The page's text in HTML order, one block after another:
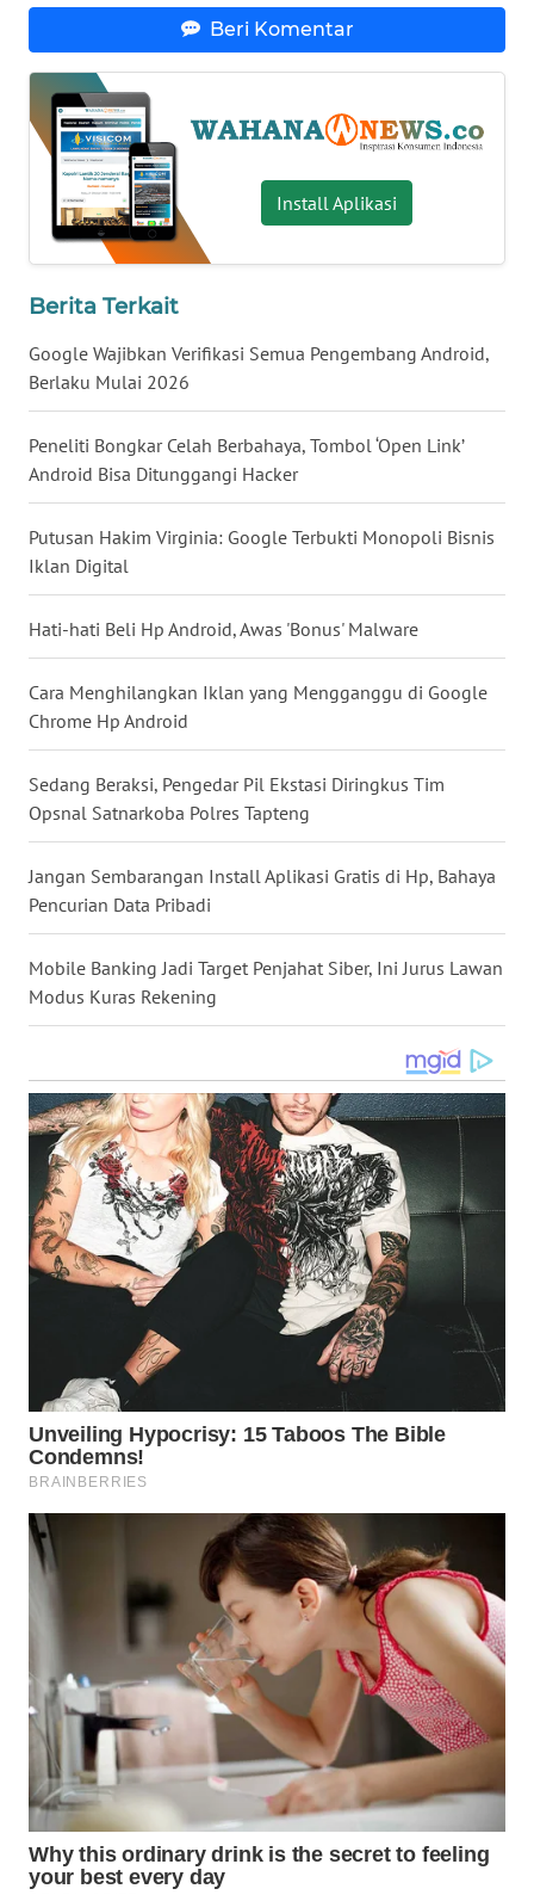
Beri Komentar
Install Aplikasi
Berita Terkait
Google Wajibkan Verifikasi Semua Pengembang Android,
Berlaku Mulai 2026
Peneliti Bongkar Celah Berbahaya, Tombol ‘Open Link’
Android Bisa Ditunggangi Hacker
Putusan Hakim Virginia: Google Terbukti Monopoli Bisnis
Iklan Digital
Hati-hati Beli Hp Android, Awas 'Bonus' Malware
Cara Menghilangkan Iklan yang Mengganggu di Google
Chrome Hp Android
Sedang Beraksi, Pengedar Pil Ekstasi Diringkus Tim
Opsnal Satnarkoba Polres Tapteng
Jangan Sembarangan Install Aplikasi Gratis di Hp, Bahaya
Pencurian Data Pribadi
Mobile Banking Jadi Target Penjahat Siber, Ini Jurus Lawan
Modus Kuras Rekening
BABEL
WN
SUMBAR
WN
SUMSEL
WN
WN
LAMPUNG
WN
JATENG
WN
NUSANTARA
WN
WN
WN
KALTENG
WN
KALTARA
WN
KALSEL
WN
SULSEL
WN
GORONTALO
SULUT
WN
MALUT
WN
DAIRI
WN